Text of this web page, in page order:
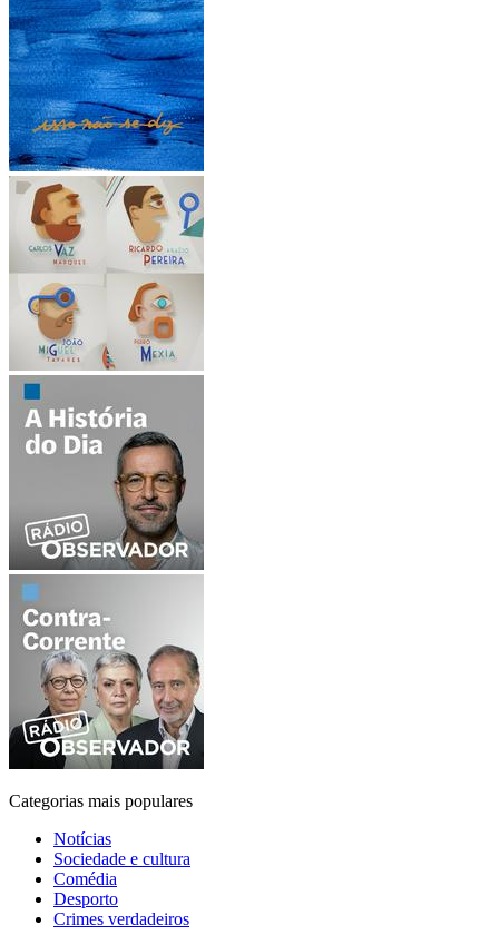
Categorias mais populares
Notícias
Sociedade e cultura
Comédia
Desporto
Crimes verdadeiros